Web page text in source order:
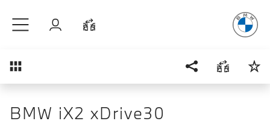
Zaloguj się
Przegląd
BMW iX2 xDrive30